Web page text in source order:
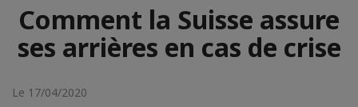
Comment la Suisse assure
ses arrières en cas de crise
Le 17/04/2020